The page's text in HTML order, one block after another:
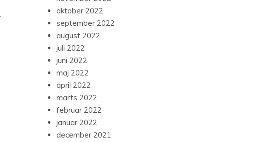
oktober 2022
september 2022
august 2022
juli 2022
juni 2022
maj 2022
april 2022
marts 2022
februar 2022
januar 2022
december 2021